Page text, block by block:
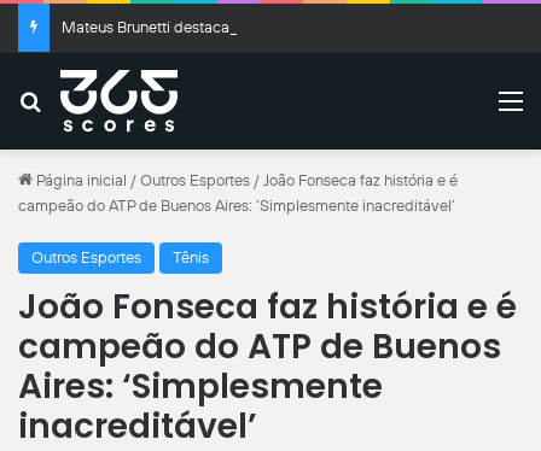
Buscar
Página inicial / Outros Esportes / João Fonseca faz história e é
campeão do ATP de Buenos Aires: ‘Simplesmente inacreditável’
Outros Esportes Tênis
João Fonseca faz história e é
campeão do ATP de Buenos
Aires: ‘Simplesmente
inacreditável’